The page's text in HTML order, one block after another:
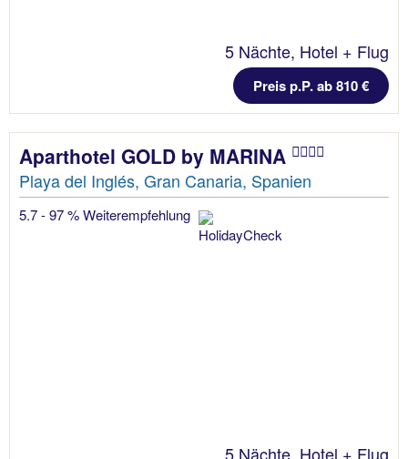
5 Nächte, Hotel + Flug
Preis p.P. ab 810 €
Aparthotel GOLD by MARINA
Playa del Inglés, Gran Canaria, Spanien
5.7 - 97 % Weiterempfehlung
5 Nächte, Hotel + Flug